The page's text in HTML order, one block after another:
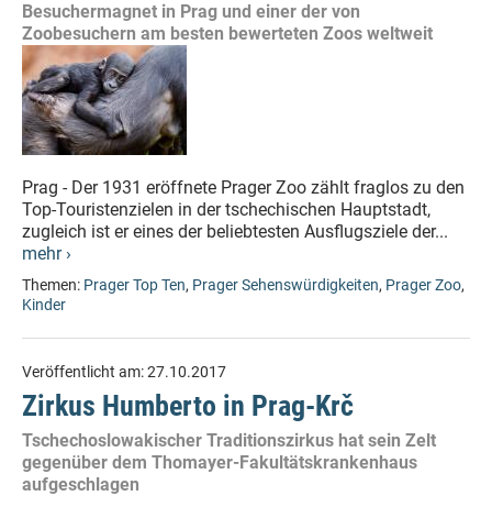
Besuchermagnet in Prag und einer der von
Zoobesuchern am besten bewerteten Zoos weltweit
Prag - Der 1931 eröffnete Prager Zoo zählt fraglos zu den
Top-Touristenzielen in der tschechischen Hauptstadt,
zugleich ist er eines der beliebtesten Ausflugsziele der...
mehr ›
Themen: Prager Top Ten, Prager Sehenswürdigkeiten, Prager Zoo,
Kinder
Veröffentlicht am:27.10.2017
Zirkus Humberto in Prag-Krč
Tschechoslowakischer Traditionszirkus hat sein Zelt
gegenüber dem Thomayer-Fakultätskrankenhaus
aufgeschlagen